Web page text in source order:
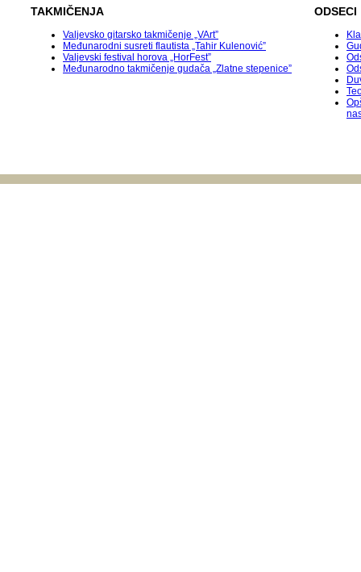
TAKMIČENJA
Valjevsko gitarsko takmičenje „VArt”
Međunarodni susreti flautista „Tahir Kulenović”
Valjevski festival horova „HorFest”
Međunarodnо takmičenje gudača „Zlatne stepenice”
ODSECI